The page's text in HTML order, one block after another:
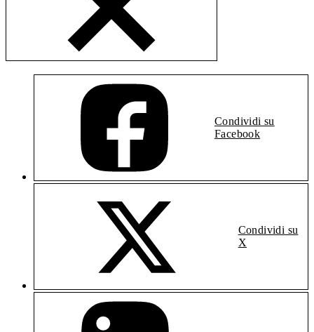
Condividi su
Facebook
Condividi su
X